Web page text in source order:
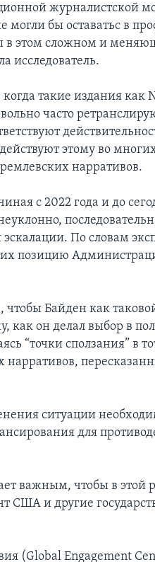
журналистской
бы оставатьс в
в этом сложном и
исследователь.
такие издания как
часто
этому во
нарративов.
с 2022 года и до
По словам
позицию
Байден как
как он делал выбор в
“точки сползания” в
нарративов,
ситуации
для
важным, чтобы в этой
США и другие
(Global Engagement